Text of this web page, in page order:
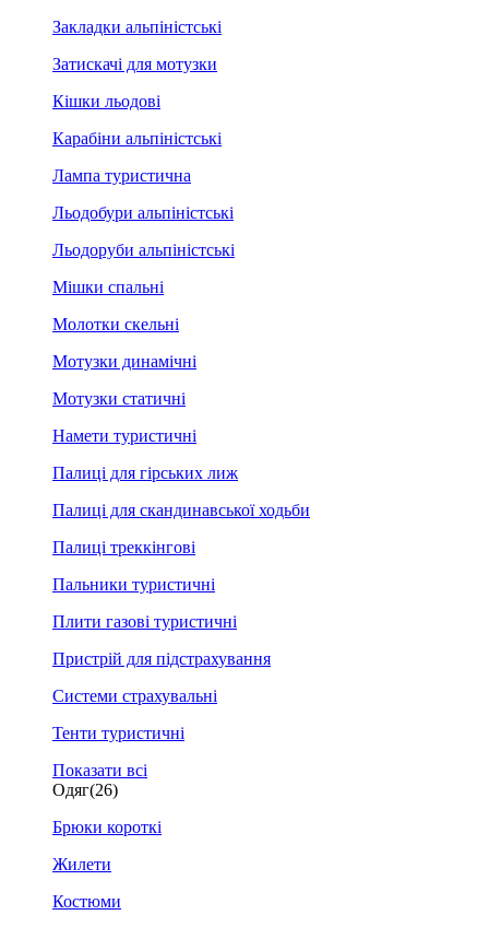
Закладки альпіністські
Затискачі для мотузки
Кішки льодові
Карабіни альпіністські
Лампа туристична
Льодобури альпіністські
Льодоруби альпіністські
Мішки спальні
Молотки скельні
Мотузки динамічні
Мотузки статичні
Намети туристичні
Палиці для гірських лиж
Палиці для скандинавської ходьби
Палиці треккінгові
Пальники туристичні
Плити газові туристичні
Пристрій для підстрахування
Системи страхувальні
Тенти туристичні
Показати всі
Одяг(26)
Брюки короткі
Жилети
Костюми